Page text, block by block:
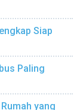
Siap
Paling
yang